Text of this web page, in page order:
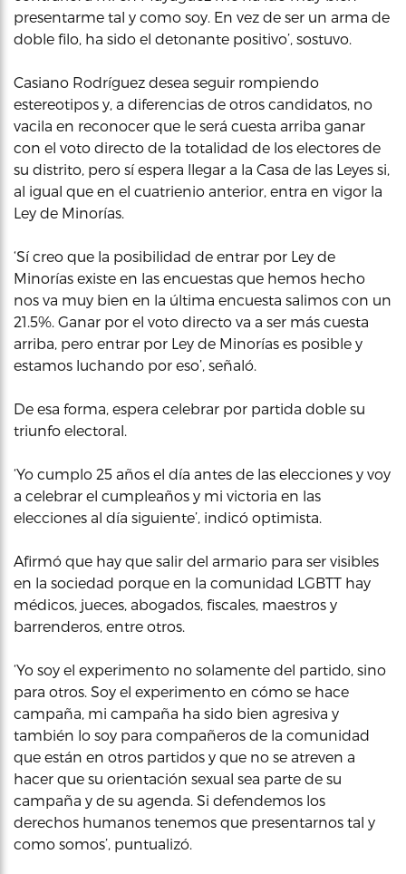
presentarme tal y como soy. En vez de ser un arma de
doble filo, ha sido el detonante positivo’, sostuvo.
Casiano Rodríguez desea seguir rompiendo
estereotipos y, a diferencias de otros candidatos, no
vacila en reconocer que le será cuesta arriba ganar
con el voto directo de la totalidad de los electores de
su distrito, pero sí espera llegar a la Casa de las Leyes si,
al igual que en el cuatrienio anterior, entra en vigor la
Ley de Minorías.
‘Sí creo que la posibilidad de entrar por Ley de
Minorías existe en las encuestas que hemos hecho
nos va muy bien en la última encuesta salimos con un
21.5%. Ganar por el voto directo va a ser más cuesta
arriba, pero entrar por Ley de Minorías es posible y
estamos luchando por eso’, señaló.
De esa forma, espera celebrar por partida doble su
triunfo electoral.
‘Yo cumplo 25 años el día antes de las elecciones y voy
a celebrar el cumpleaños y mi victoria en las
elecciones al día siguiente’, indicó optimista.
Afirmó que hay que salir del armario para ser visibles
en la sociedad porque en la comunidad LGBTT hay
médicos, jueces, abogados, fiscales, maestros y
barrenderos, entre otros.
‘Yo soy el experimento no solamente del partido, sino
para otros. Soy el experimento en cómo se hace
campaña, mi campaña ha sido bien agresiva y
también lo soy para compañeros de la comunidad
que están en otros partidos y que no se atreven a
hacer que su orientación sexual sea parte de su
campaña y de su agenda. Si defendemos los
derechos humanos tenemos que presentarnos tal y
como somos’, puntualizó.